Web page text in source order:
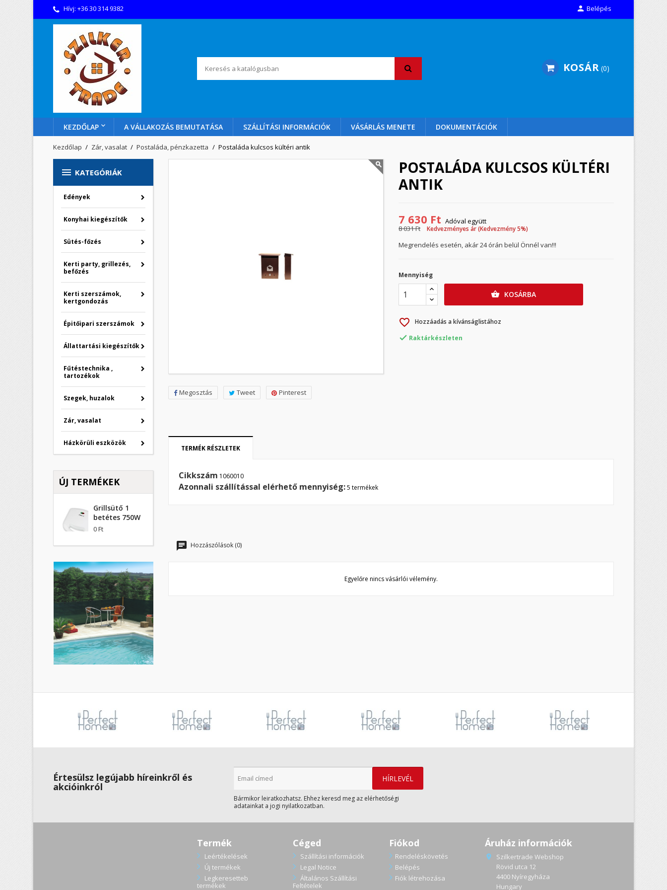
Hívj:+36 30 314 9382  Belépés
KOSÁR 0
KEZDŐLAP A VÁLLAKOZÁS BEMUTATÁSA SZÁLLÍTÁSI INFORMÁCIÓK VÁSÁRLÁS MENETE DOKUMENTÁCIÓK
Kezdőlap Zár, vasalat Postaláda, pénzkazetta Postaláda kulcsos kültéri antik
 KATEGÓRIÁK
Edények
Konyhai kiegészítők
Sütés-főzés
Kerti party, grillezés,
befőzés
Kerti szerszámok,
kertgondozás
Épitőipari szerszámok
Állattartási kiegészítők
Fűtéstechnika ,
tartozékok
Szegek, huzalok
Zár, vasalat
Házkörüli eszközök
ÚJ TERMÉKEK
Grillsütő 1
betétes 750W
0 Ft
Megosztás Tweet Pinterest
POSTALÁDA KULCSOS KÜLTÉRI
ANTIK
7 630 Ft Adóval együtt
8 031 Ft
Kedvezményes ár (Kedvezmény 5%)
Megrendelés esetén, akár 24 órán belül Önnél van!!!
Mennyiség
 KOSÁRBA
favorite_border Hozzáadás a kívánságlistához
 Raktárkészleten
TERMÉK RÉSZLETEK
Cikkszám 1060010
Azonnali szállítással elérhető mennyiség:5 termékek
Hozzászólások (0)
Egyelőre nincs vásárlói vélemény.
Értesülsz legújabb híreinkről és
akcióinkról
Bármikor leiratkozhatsz. Ehhez keresd meg az elérhetőségi
adatainkat a jogi nyilatkozatban.
Termék
Leértékelések
Új termékek
Legkeresetteb
termékek
Céged
Szállítási információk
Legal Notice
Általános Szállítási
Feltételek
Fiókod
Rendeléskövetés
Belépés
Fiók létrehozása
Áruház információk

Szilkertrade Webshop
Rövid utca 12
4400 Nyíregyháza
Hungary
My wishlists
Kívánságlista neve
Be kell jelentkezned a termékek kívánságlistába történő mentéséhez.